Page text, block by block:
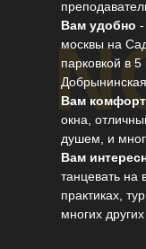
Вам удобно -
москвы на
парковкой в
Добрынинская.
Вам
окна,
душем, и
Вам
танцевать на
практиках,
многих